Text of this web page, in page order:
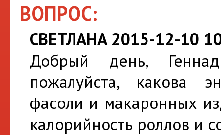
ВОПРОС:
СВЕТЛАНА 2015-12-10
Добрый день,
пожалуйста, какова
фасоли и макаронных
калорийность роллов и